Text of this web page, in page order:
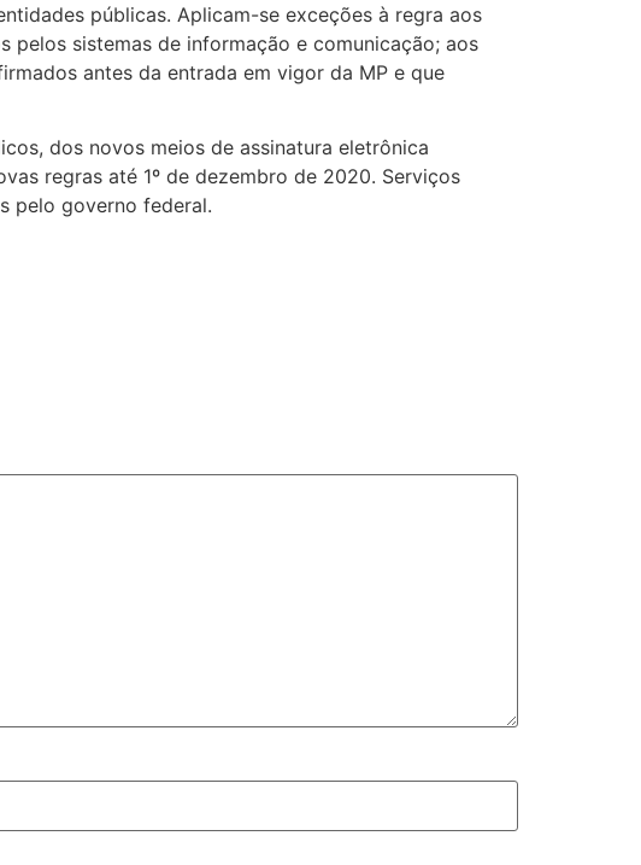
públicas. Aplicam-se exceções à regra aos
pelos sistemas de informação e comunicação; aos
antes da entrada em vigor da MP e que
dos novos meios de assinatura eletrônica
regras até 1º de dezembro de 2020. Serviços
pelo governo federal.